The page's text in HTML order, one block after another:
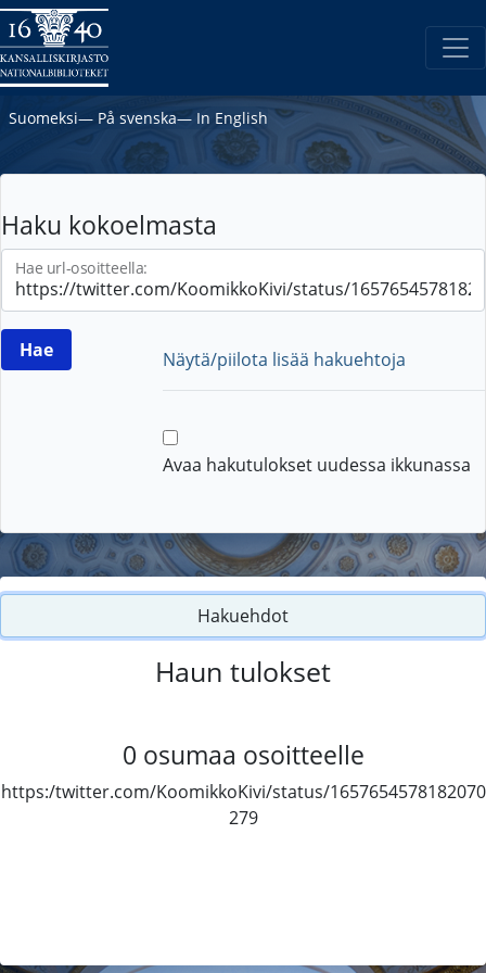
Suomeksi― På svenska― In English
Haku kokoelmasta
Hae url-osoitteella:
Näytä/piilota lisää hakuehtoja
Avaa hakutulokset uudessa ikkunassa
Hakuehdot
Haun tulokset
0 osumaa osoitteelle
https:/twitter.com/KoomikkoKivi/status/1657654578182070
279